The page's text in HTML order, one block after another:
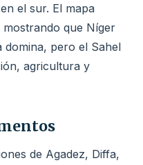
el sur. El mapa
que Níger
domina, pero el Sahel
agricultura y
de Agadez, Diffa,